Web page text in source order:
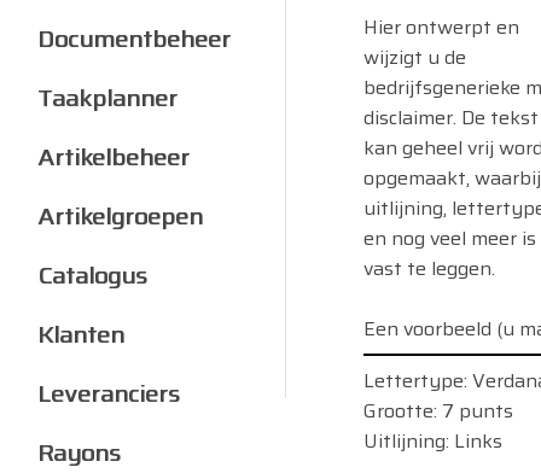
Hier ontwerpt en
wijzigt u de
bedrijfsgenerieke
disclaimer. De tekst
kan geheel vrij
opgemaakt, waarbij
uitlijning,
en nog veel meer is
vast te leggen.
Een voorbeeld (u
Lettertype:
Grootte: 7 punts
Uitlijning: Links
Documentbeheer
Taakplanner
Artikelbeheer
Artikelgroepen
Catalogus
Klanten
Leveranciers
Rayons